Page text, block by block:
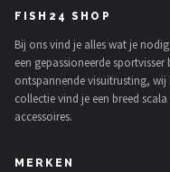
Korda
Salmo
Rapala
PB Products
FISH24 SHOP
Bij ons vind je alles wat je
een gepassioneerde
ontspannende visuitrusting,
collectie vind je een breed
accessoires.
MERKEN